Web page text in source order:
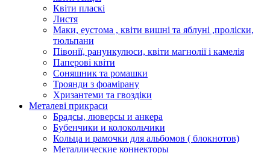
Квіти пласкі
Листя
Маки, еустома , квіти вишні та яблуні ,проліски,
тюльпани
Півонії, ранункулюси, квіти магнолії і камелія
Паперові квіти
Соняшник та ромашки
Троянди з фоамірану
Хризантеми та гвоздіки
Металеві прикраси
Брадсы, люверсы и анкера
Бубенчики и колокольчики
Кольца и рамочки для альбомов ( блокнотов)
Металлические коннекторы